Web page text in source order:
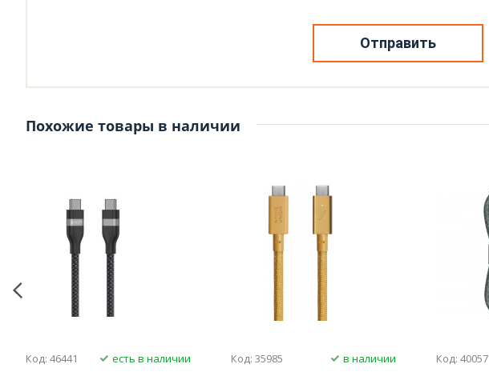
Отправить
Похожие товары в наличии
Код: 46441
есть в наличии
Код: 35985
в наличии
Код: 40057